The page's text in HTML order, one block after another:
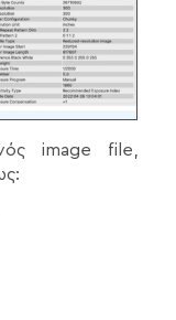
image file,